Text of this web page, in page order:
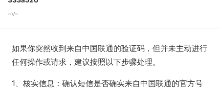
~V~
如果你突然收到来自中国联通的验证码，但并未主动进行
任何操作或请求，建议按照以下步骤处理。
1、核实信息：确认短信是否确实来自中国联通的官方号